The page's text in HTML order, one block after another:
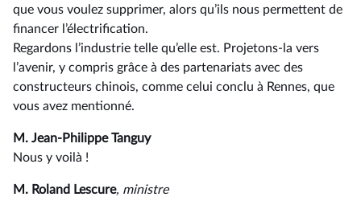
que vous voulez supprimer, alors qu’ils nous permettent de
financer l’électrification.
Regardons l’industrie telle qu’elle est. Projetons-la vers
l’avenir, y compris grâce à des partenariats avec des
constructeurs chinois, comme celui conclu à Rennes, que
vous avez mentionné.
M. Jean-Philippe Tanguy
Nous y voilà !
M. Roland Lescure, ministre